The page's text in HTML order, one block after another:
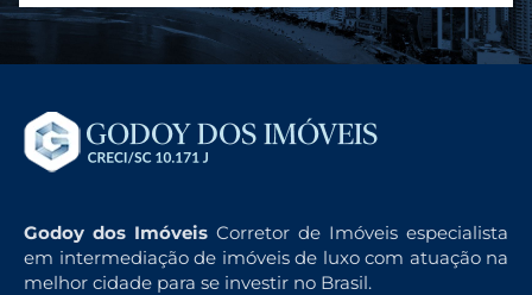
Godoy dos Imóveis Corretor de Imóveis especialista
em intermediação de imóveis de luxo com atuação na
melhor cidade para se investir no Brasil.